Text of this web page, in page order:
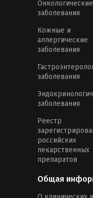
Онкологические
заболевания
Кожные и
аллергические
заболевания
заболевания
заболевания
Реестр
российских
лекарственных
препаратов
Общая